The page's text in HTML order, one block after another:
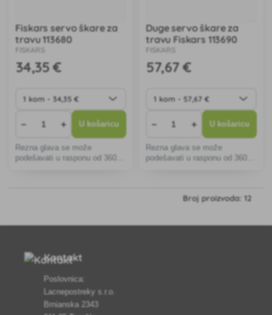
Fiskars servo škare za
travu 113680
FISKARS
34,35 €
− + U košaricu
Rezna glava se može
podešavati u rasponu od 360° i
Duge servo škare za
travu Fiskars 113690
FISKARS
57,67 €
− + U košaricu
Rezna glava se može
podešavati u rasponu od 360° i
Broj proizvoda: 12
Kontakt
Poslovnica:
Lacnepostreky s.r.o.
Brnianska 2343